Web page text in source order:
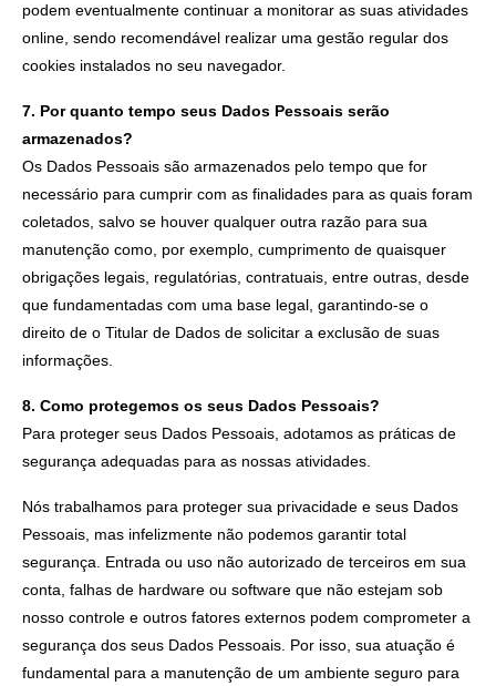
podem eventualmente continuar a monitorar as suas atividades
online, sendo recomendável realizar uma gestão regular dos
cookies instalados no seu navegador.
7. Por quanto tempo seus Dados Pessoais serão
armazenados?
Os Dados Pessoais são armazenados pelo tempo que for
necessário para cumprir com as finalidades para as quais foram
coletados, salvo se houver qualquer outra razão para sua
manutenção como, por exemplo, cumprimento de quaisquer
obrigações legais, regulatórias, contratuais, entre outras, desde
que fundamentadas com uma base legal, garantindo-se o
direito de o Titular de Dados de solicitar a exclusão de suas
informações.
8. Como protegemos os seus Dados Pessoais?
Para proteger seus Dados Pessoais, adotamos as práticas de
segurança adequadas para as nossas atividades.
Nós trabalhamos para proteger sua privacidade e seus Dados
Pessoais, mas infelizmente não podemos garantir total
segurança. Entrada ou uso não autorizado de terceiros em sua
conta, falhas de hardware ou software que não estejam sob
nosso controle e outros fatores externos podem comprometer a
segurança dos seus Dados Pessoais. Por isso, sua atuação é
fundamental para a manutenção de um ambiente seguro para